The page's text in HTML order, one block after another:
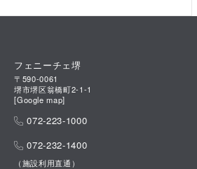
フェニーチェ堺
〒590-0061
堺市堺区翁橋町2-1-1
[Google map]
072-223-1000
072-232-1400
（施設利用直通）